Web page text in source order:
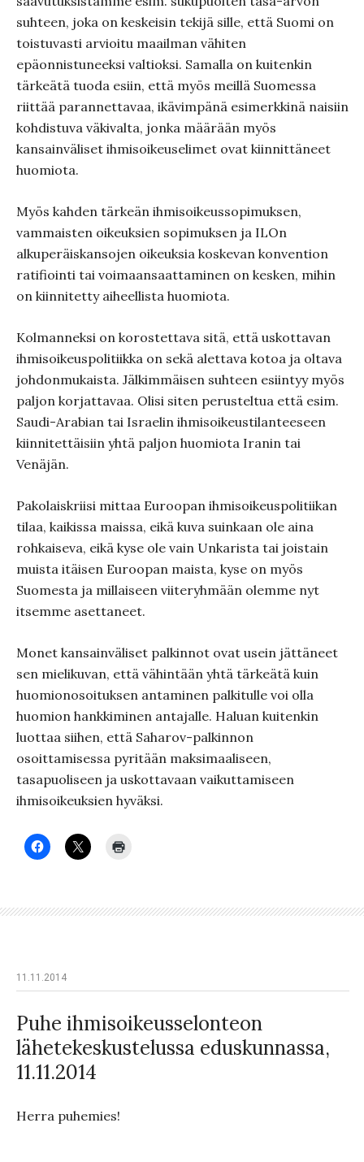
suhteen, joka on keskeisin tekijä sille, että Suomi on
toistuvasti arvioitu maailman vähiten
epäonnistuneeksi valtioksi. Samalla on kuitenkin
tärkeätä tuoda esiin, että myös meillä Suomessa
riittää parannettavaa, ikävimpänä esimerkkinä naisiin
kohdistuva väkivalta, jonka määrään myös
kansainväliset ihmisoikeuselimet ovat kiinnittäneet
huomiota.
Myös kahden tärkeän ihmisoikeussopimuksen,
vammaisten oikeuksien sopimuksen ja ILOn
alkuperäiskansojen oikeuksia koskevan konvention
ratifiointi tai voimaansaattaminen on kesken, mihin
on kiinnitetty aiheellista huomiota.
Kolmanneksi on korostettava sitä, että uskottavan
ihmisoikeuspolitiikka on sekä alettava kotoa ja oltava
johdonmukaista. Jälkimmäisen suhteen esiintyy myös
paljon korjattavaa. Olisi siten perusteltua että esim.
Saudi-Arabian tai Israelin ihmisoikeustilanteeseen
kiinnitettäisiin yhtä paljon huomiota Iranin tai
Venäjän.
Pakolaiskriisi mittaa Euroopan ihmisoikeuspolitiikan
tilaa, kaikissa maissa, eikä kuva suinkaan ole aina
rohkaiseva, eikä kyse ole vain Unkarista tai joistain
muista itäisen Euroopan maista, kyse on myös
Suomesta ja millaiseen viiteryhmään olemme nyt
itsemme asettaneet.
Monet kansainväliset palkinnot ovat usein jättäneet
sen mielikuvan, että vähintään yhtä tärkeätä kuin
huomionosoituksen antaminen palkitulle voi olla
huomion hankkiminen antajalle. Haluan kuitenkin
luottaa siihen, että Saharov-palkinnon
osoittamisessa pyritään maksimaaliseen,
tasapuoliseen ja uskottavaan vaikuttamiseen
ihmisoikeuksien hyväksi.
11.11.2014
Puhe ihmisoikeusselonteon
lähetekeskustelussa eduskunnassa,
11.11.2014
Herra puhemies!